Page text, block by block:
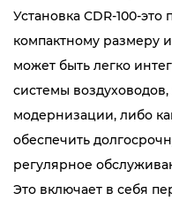
Установка CDR-100-
компактному размеру
может быть легко
системы воздуховодов,
модернизации, либо
обеспечить
регулярное
Это включает в себя